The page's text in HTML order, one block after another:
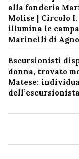
alla fonderia
Molise | Circolo I.
illumina le
Marinelli di
Escursionisti
donna, trovato
Matese: